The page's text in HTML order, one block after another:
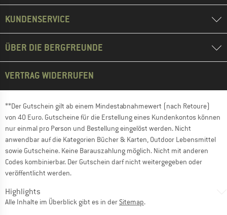
KUNDENSERVICE
ÜBER DIE BERGFREUNDE
VERTRAG WIDERRUFEN
**Der Gutschein gilt ab einem Mindestabnahmewert (nach Retoure)
von 40 Euro. Gutscheine für die Erstellung eines Kundenkontos können
nur einmal pro Person und Bestellung eingelöst werden. Nicht
anwendbar auf die Kategorien Bücher & Karten, Outdoor Lebensmittel
sowie Gutscheine. Keine Barauszahlung möglich. Nicht mit anderen
Codes kombinierbar. Der Gutschein darf nicht weitergegeben oder
veröffentlicht werden.
Highlights
Alle Inhalte im Überblick gibt es in der Sitemap.